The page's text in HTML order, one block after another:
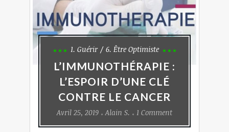
1. Guérir 6. Être Optimiste
L’IMMUNOTHÉRAPIE :
L’ESPOIR D’UNE CLÉ
CONTRE LE CANCER
Avril 25, 2019 Alain S. 1 Comment